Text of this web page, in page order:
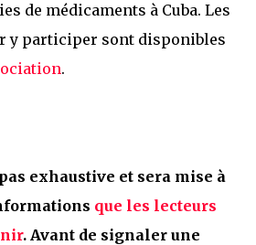
de médicaments à Cuba. Les
y participer sont disponibles
.
exhaustive et sera mise à
que les lecteurs
. Avant de signaler une